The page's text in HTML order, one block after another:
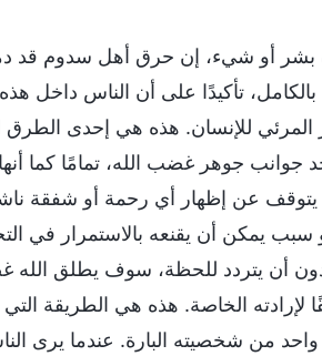
بشر أو شيء، إن حرق أهل سدوم قد
تأكيدًا على أن الناس داخل هذه
المرئي للإنسان. هذه هي إحدى
جوانب جوهر غضب الله، تمامًا كما
يتوقف عن إظهار أي رحمة أو شفقة
يمكن أن يقنعه بالاستمرار في
أن يتردد للحظة، سوف يطلق الله
الخاصة. هذه هي الطريقة التي
من شخصيته البارة. عندما يرى